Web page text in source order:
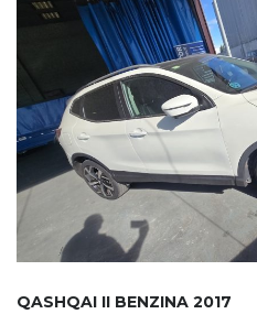
QASHQAI II BENZINA 2017